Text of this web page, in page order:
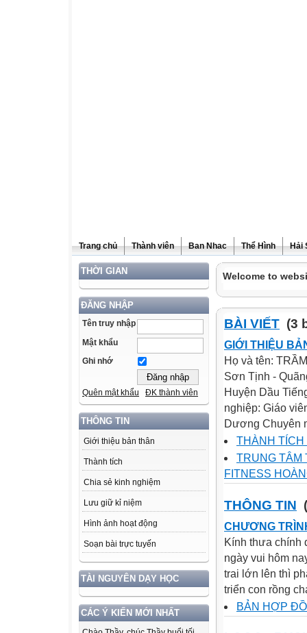
Trang chủ Thành viên Ban Nhac Thể Hình Hải
THỜI GIAN
ĐĂNG NHẬP
Tên truy nhập
Mật khẩu
Ghi nhớ
Quên mật khẩu ĐK thành viên
THÔNG TIN
Giới thiệu bản thân
Thành tích
Chia sẻ kinh nghiệm
Lưu giữ kỉ niệm
Hình ảnh hoạt động
Soạn bài trực tuyến
TÀI NGUYÊN DẠY HỌC
CÁC Ý KIẾN MỚI NHẤT
Welcome to
BÀI VIẾT (3
GIỚI THIỆU
Họ và tên:
Sơn Tịnh -
Huyện Dầu
nghiệp: Giáo
Dương Chuyên
THÀNH
TRUNG TÂM
FITNESS
THÔNG TIN
CHƯƠNG
Kính thưa chính
ngày vui hôm
trai lớn lên thì
triển con rồng
BẢN HỢP